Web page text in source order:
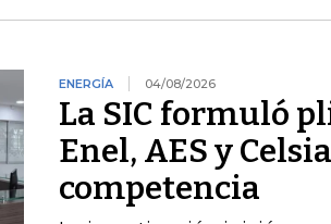
ENERGÍA 04/08/2026
La SIC formuló
Enel, AES y
competencia